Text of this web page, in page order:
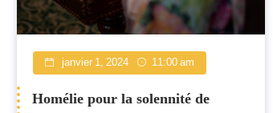
janvier 1, 2024 11:00 am
Homélie pour la solennité de